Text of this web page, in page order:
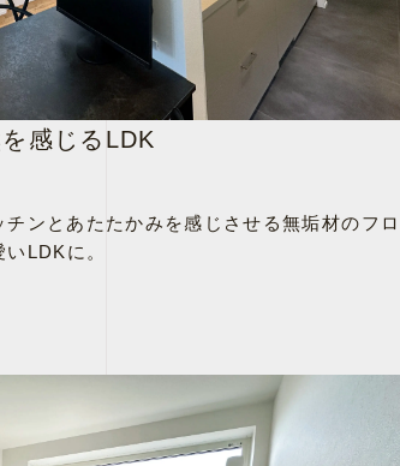
感じるLDK
ンとあたたかみを感じさせる無垢材のフロ
LDKに。